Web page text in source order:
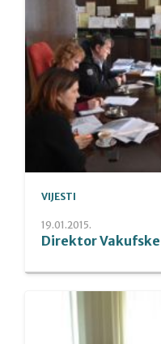
VIJESTI
19.01.2015.
Direktor